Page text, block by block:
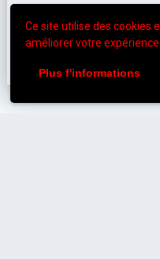
Ce site utilise des cookies
améliorer votre expérience.
Plus f'informations